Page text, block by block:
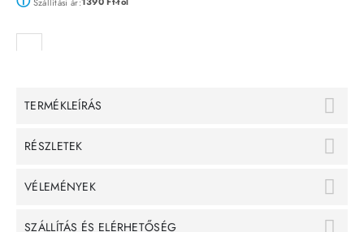
Szállítási ár:
TERMÉKLEÍRÁS
RÉSZLETEK
VÉLEMÉNYEK
SZÁLLÍTÁS ÉS ELÉRHETŐSÉG